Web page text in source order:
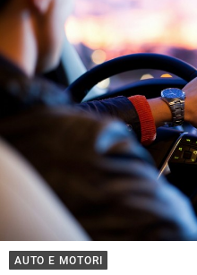
AUTO E MOTORI